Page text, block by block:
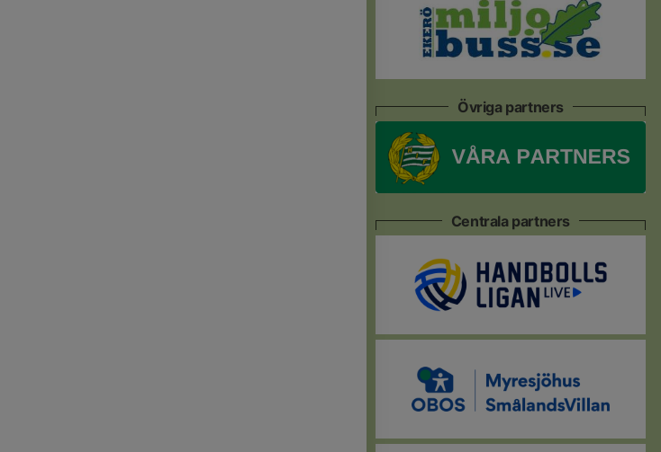
Övriga partners
Centrala partners